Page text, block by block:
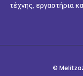
τέχνης, εργαστήρια
©